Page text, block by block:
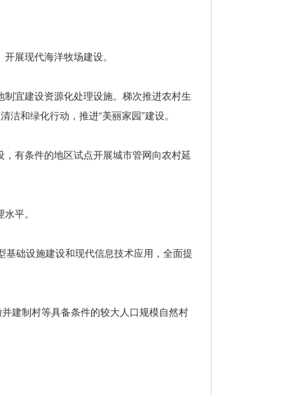
展现代海洋牧场建设。
宜建设资源化处理设施。梯次推进农村生
和绿化行动，推进“美丽家园”建设。
有条件的地区试点开展城市管网向农村延
平。
础设施建设和现代信息技术应用，全面提
建制村等具备条件的较大人口规模自然村